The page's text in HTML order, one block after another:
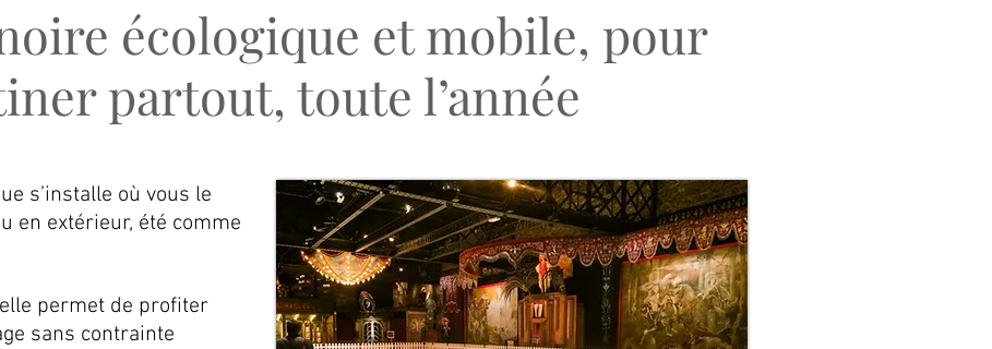
écologique et mobile, pour
partout, toute l’année
s’installe où vous le
en extérieur, été comme
permet de profiter
sans contrainte